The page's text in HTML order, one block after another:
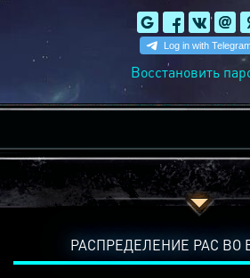
Восстановить
РАСПРЕДЕЛЕНИЕ РАС ВО